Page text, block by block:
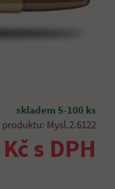
skladem 5-100 ks
produktu: Mysl.2.6122
s DPH